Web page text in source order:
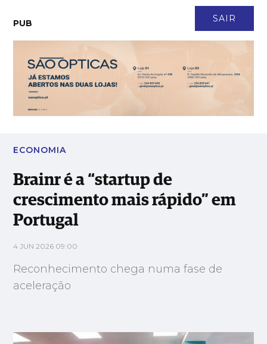
SAIR
PUB
Brainr é a “startup de crescimento mais rápido” em Portugal
ECONOMIA
Brainr é a “startup de
crescimento mais rápido” em
Portugal
4 JUN 2026 09:00
Reconhecimento chega numa fase de
aceleração